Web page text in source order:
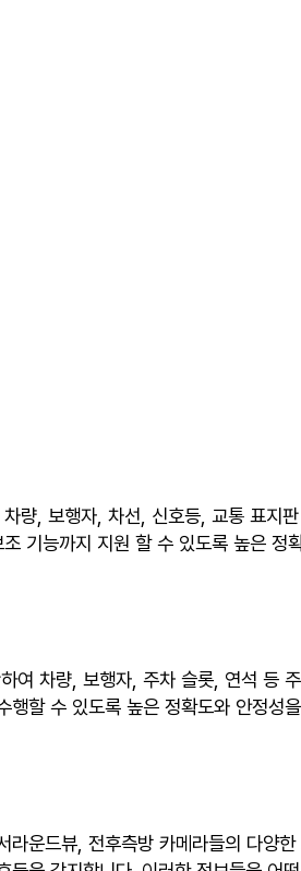
량, 보행자, 차선, 신호등, 교통 표지
기능까지 지원 할 수 있도록 높은 정
차량, 보행자, 주차 슬롯, 연석 등
할 수 있도록 높은 정확도와 안정성
운드뷰, 전후측방 카메라들의 다양